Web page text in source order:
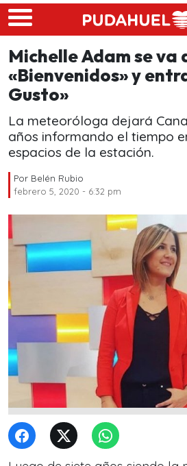
Skip to main content
Michelle Adam se va
«Bienvenidos» y
Gusto»
La meteoróloga dejará
años informando el tiempo
espacios de la estación.
Por Belén Rubio
febrero 5, 2020 - 6:32 pm